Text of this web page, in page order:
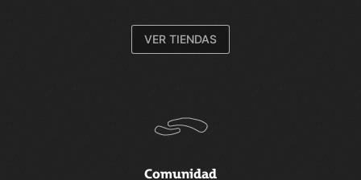
VER TIENDAS
Comunidad